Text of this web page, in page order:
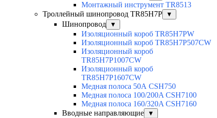
Монтажный инструмент TR8513
Троллейный шинопровод TR85H7P
▼
Шинопровод ▼
Изоляционный короб TR85H7PW
Изоляционный короб TR85H7P507CW
Изоляционный короб
TR85H7P1007CW
Изоляционный короб
TR85H7P1607CW
Медная полоса 50А CSH750
Медная полоса 100/200A CSH7100
Медная полоса 160/320A CSH7160
Вводные направляющие
▼